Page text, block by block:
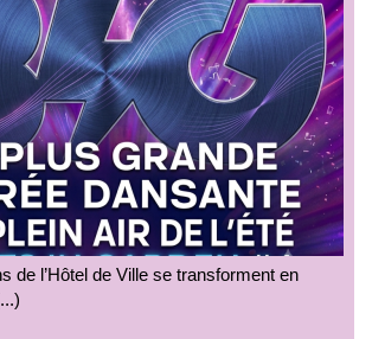
de l’Hôtel de Ville se transforment en